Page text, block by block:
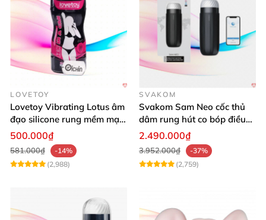
LOVETOY
Lovetoy Vibrating Lotus âm
đạo silicone rung mềm mại
kích thích
500.000₫
581.000₫
-14%
(2,988)
SVAKOM
Svakom Sam Neo cốc thủ
dâm rung hút co bóp điều
khiển App tiện lợi
2.490.000₫
3.952.000₫
-37%
(2,759)